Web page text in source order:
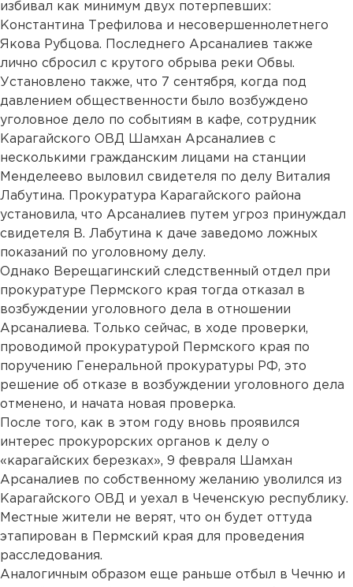
избивал как минимум двух потерпевших:
Константина Трефилова и несовершеннолетнего
Якова Рубцова. Последнего Арсаналиев также
лично сбросил с крутого обрыва реки Обвы.
Установлено также, что 7 сентября, когда под
давлением общественности было возбуждено
уголовное дело по событиям в кафе, сотрудник
Карагайского ОВД Шамхан Арсаналиев с
несколькими гражданским лицами на станции
Менделеево выловил свидетеля по делу Виталия
Лабутина. Прокуратура Карагайского района
установила, что Арсаналиев путем угроз принуждал
свидетеля В. Лабутина к даче заведомо ложных
показаний по уголовному делу.
Однако Верещагинский следственный отдел при
прокуратуре Пермского края тогда отказал в
возбуждении уголовного дела в отношении
Арсаналиева. Только сейчас, в ходе проверки,
проводимой прокуратурой Пермского края по
поручению Генеральной прокуратуры РФ, это
решение об отказе в возбуждении уголовного дела
отменено, и начата новая проверка.
После того, как в этом году вновь проявился
интерес прокурорских органов к делу о
«карагайских березках», 9 февраля Шамхан
Арсаналиев по собственному желанию уволился из
Карагайского ОВД и уехал в Чеченскую республику.
Местные жители не верят, что он будет оттуда
этапирован в Пермский края для проведения
расследования.
Аналогичным образом еще раньше отбыл в Чечню и